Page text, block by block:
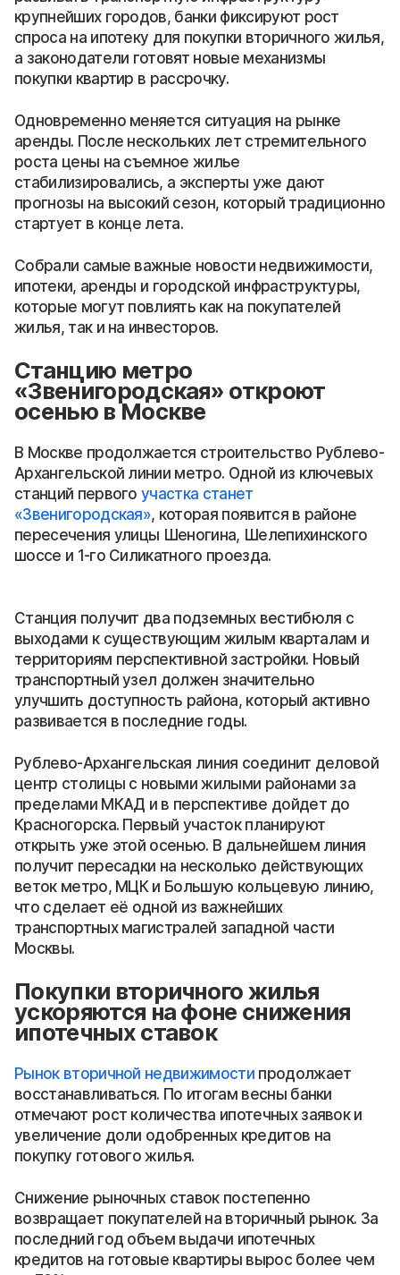
крупнейших городов, банки фиксируют рост
спроса на ипотеку для покупки вторичного жилья,
а законодатели готовят новые механизмы
покупки квартир в рассрочку.
Одновременно меняется ситуация на рынке
аренды. После нескольких лет стремительного
роста цены на съемное жилье
стабилизировались, а эксперты уже дают
прогнозы на высокий сезон, который традиционно
стартует в конце лета.
Собрали самые важные новости недвижимости,
ипотеки, аренды и городской инфраструктуры,
которые могут повлиять как на покупателей
жилья, так и на инвесторов.
Станцию метро
«Звенигородская» откроют
осенью в Москве
В Москве продолжается строительство Рублево-
Архангельской линии метро. Одной из ключевых
станций первогоучастка станет
«Звенигородская», которая появится в районе
пересечения улицы Шеногина, Шелепихинского
шоссе и 1-го Силикатного проезда.
Станция получит два подземных вестибюля с
выходами к существующим жилым кварталам и
территориям перспективной застройки. Новый
транспортный узел должен значительно
улучшить доступность района, который активно
развивается в последние годы.
Рублево-Архангельская линия соединит деловой
центр столицы с новыми жилыми районами за
пределами МКАД и в перспективе дойдет до
Красногорска. Первый участок планируют
открыть уже этой осенью. В дальнейшем линия
получит пересадки на несколько действующих
веток метро, МЦК и Большую кольцевую линию,
что сделает её одной из важнейших
транспортных магистралей западной части
Москвы.
Покупки вторичного жилья
ускоряются на фоне снижения
ипотечных ставок
Рынок вторичной недвижимостипродолжает
восстанавливаться. По итогам весны банки
отмечают рост количества ипотечных заявок и
увеличение доли одобренных кредитов на
покупку готового жилья.
Снижение рыночных ставок постепенно
возвращает покупателей на вторичный рынок. За
последний год объем выдачи ипотечных
кредитов на готовые квартиры вырос более чем